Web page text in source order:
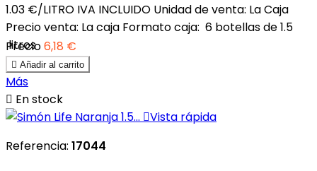
1.03 €/LITRO IVA INCLUIDO Unidad de venta: La Caja
Precio venta: La caja Formato caja: 6 botellas de 1.5
litros
Precio6,18 €
 Añadir al carrito
Más
 En stock
Vista rápida
Referencia: 17044